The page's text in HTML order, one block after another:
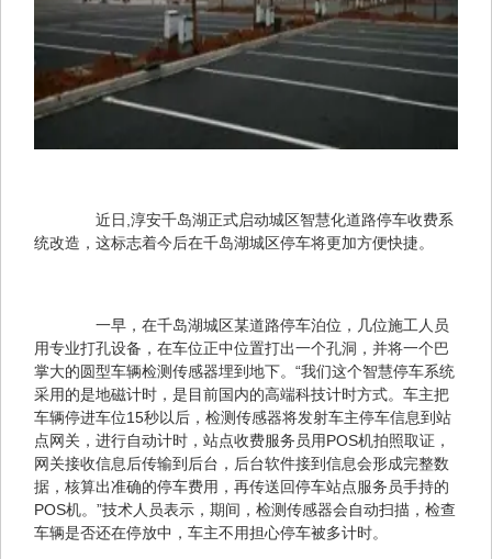
近日,淳安千岛湖正式启动城区智慧化道路停车收费系
统改造，这标志着今后在千岛湖城区停车将更加方便快捷。
一早，在千岛湖城区某道路停车泊位，几位施工人员
用专业打孔设备，在车位正中位置打出一个孔洞，并将一个巴
掌大的圆型车辆检测传感器埋到地下。“我们这个智慧停车系统
采用的是地磁计时，是目前国内的高端科技计时方式。车主把
车辆停进车位15秒以后，检测传感器将发射车主停车信息到站
点网关，进行自动计时，站点收费服务员用POS机拍照取证，
网关接收信息后传输到后台，后台软件接到信息会形成完整数
据，核算出准确的停车费用，再传送回停车站点服务员手持的
POS机。”技术人员表示，期间，检测传感器会自动扫描，检查
车辆是否还在停放中，车主不用担心停车被多计时。